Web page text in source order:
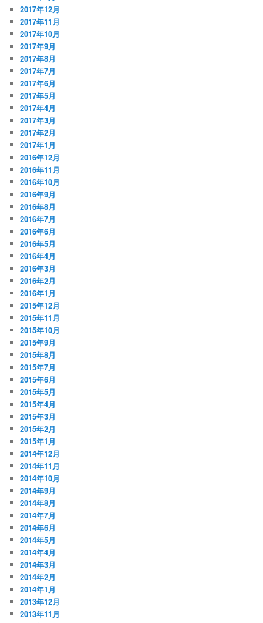
2017年12月
2017年11月
2017年10月
2017年9月
2017年8月
2017年7月
2017年6月
2017年5月
2017年4月
2017年3月
2017年2月
2017年1月
2016年12月
2016年11月
2016年10月
2016年9月
2016年8月
2016年7月
2016年6月
2016年5月
2016年4月
2016年3月
2016年2月
2016年1月
2015年12月
2015年11月
2015年10月
2015年9月
2015年8月
2015年7月
2015年6月
2015年5月
2015年4月
2015年3月
2015年2月
2015年1月
2014年12月
2014年11月
2014年10月
2014年9月
2014年8月
2014年7月
2014年6月
2014年5月
2014年4月
2014年3月
2014年2月
2014年1月
2013年12月
2013年11月